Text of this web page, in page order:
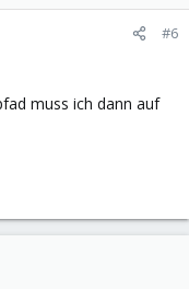
#6
muss ich dann auf